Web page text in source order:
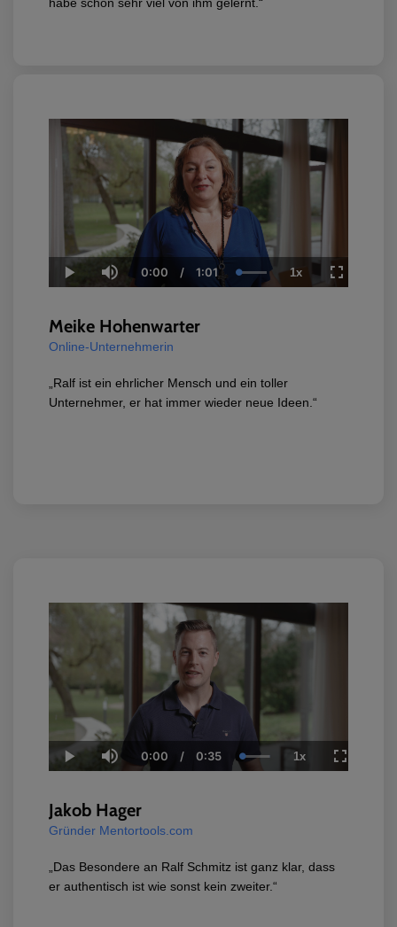
Play Mute
Current
Time
0:00 / Duration
1:01 Loaded:
100.00%
1xPlayback
Rate
Fullscreen
Meike Hohenwarter
Online-Unternehmerin
„Ralf ist ein ehrlicher Mensch und ein toller
Unternehmer, er hat immer wieder neue Ideen.“
Play Mute
Current
Time
0:00 / Duration
0:35 Loaded:
100.00%
1xPlayback
Rate
Fullscreen
Jakob Hager
Gründer Mentortools.com
„Das Besondere an Ralf Schmitz ist ganz klar, dass
er authentisch ist wie sonst kein zweiter.“